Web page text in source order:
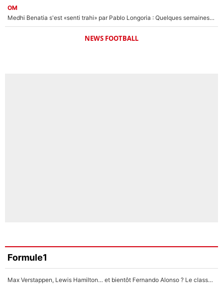
OM
Medhi Benatia s'est «senti trahi» par Pablo Longoria : Quelques semaines après son départ, l'ancien directeur de football de l'OM règle ses comptes
NEWS FOOTBALL
Formule1
Max Verstappen, Lewis Hamilton… et bientôt Fernando Alonso ? Le classement des pilotes les mieux payés en Formule 1 risque de changer !